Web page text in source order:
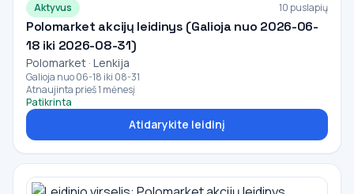
Aktyvus 10 puslapių
Polomarket akcijų leidinys (Galioja nuo 2026-06-
18 iki 2026-08-31)
Polomarket · Lenkija
Galioja nuo 06-18 iki 08-31
Atnaujinta prieš 1 mėnesį
Patikrinta
Atidarykite leidinį